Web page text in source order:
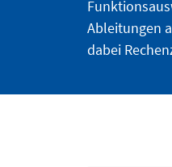
Ableitungen
dabei